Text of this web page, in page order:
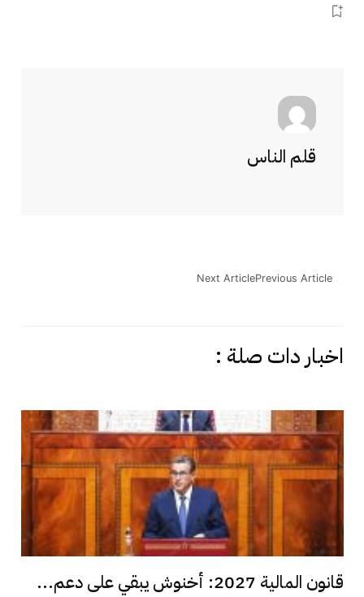
قلم الناس
Previous Article
Next Article
اخبار دات صلة :
قانون المالية 2027: أخنوش يبقي على دعم...